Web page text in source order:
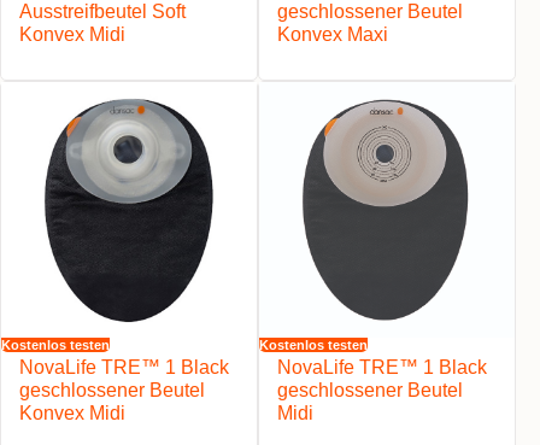
Ausstreifbeutel Soft
Konvex Midi
geschlossener Beutel
Konvex Maxi
Kostenlos testen
NovaLife TRE™ 1 Black
geschlossener Beutel
Konvex Midi
Kostenlos testen
NovaLife TRE™ 1 Black
geschlossener Beutel
Midi